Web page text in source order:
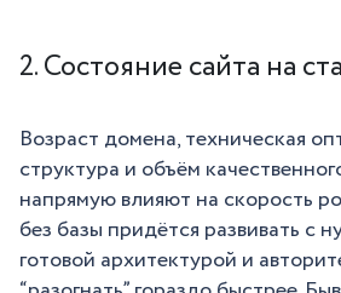
2. Состояние сайта на
Возраст домена, техническая
структура и объём
напрямую влияют на скорость
без базы придётся развивать с
готовой архитектурой и